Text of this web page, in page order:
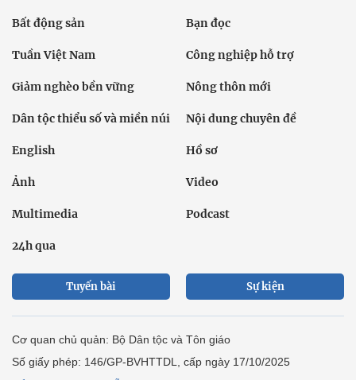
Bất động sản Bạn đọc
Tuần Việt Nam Công nghiệp hỗ trợ
Giảm nghèo bền vững Nông thôn mới
Dân tộc thiểu số và miền núi Nội dung chuyên đề
English Hồ sơ
Ảnh Video
Multimedia Podcast
24h qua
Tuyến bài Sự kiện
Cơ quan chủ quản: Bộ Dân tộc và Tôn giáo
Số giấy phép: 146/GP-BVHTTDL, cấp ngày 17/10/2025